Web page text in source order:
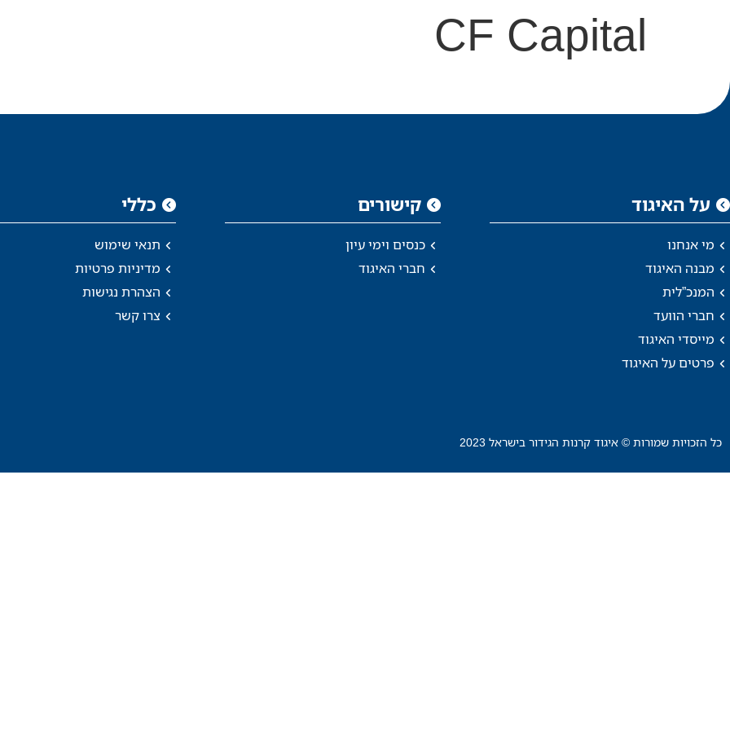
CF Capital
על האיגוד
מי אנחנו
מבנה האיגוד
המנכ”לית
חברי הוועד
מייסדי האיגוד
פרטים על האיגוד
קישורים
כנסים וימי עיון
חברי האיגוד
כללי
תנאי שימוש
מדיניות פרטיות
הצהרת נגישות
צרו קשר
כל הזכויות שמורות © איגוד קרנות הגידור בישראל 2023